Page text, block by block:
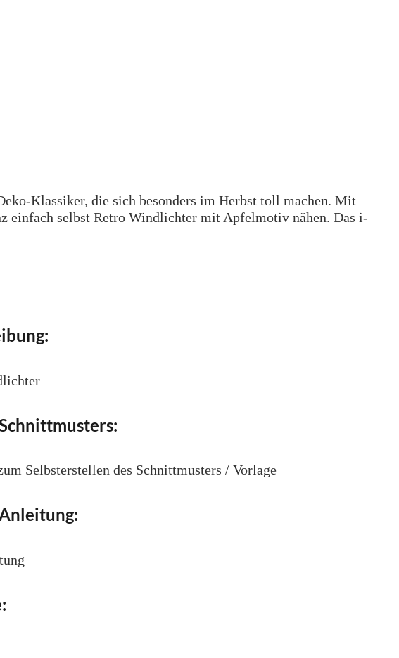
Klassiker, die sich besonders im Herbst toll machen. Mit
einfach selbst Retro Windlichter mit Apfelmotiv nähen. Das i-
Selbsterstellen des Schnittmusters / Vorlage